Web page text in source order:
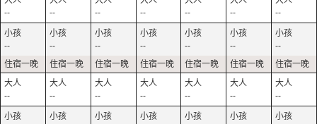
--
--
--
--
--
--
--
--
--
--
--
--
--
--
--
--
--
--
--
--
--